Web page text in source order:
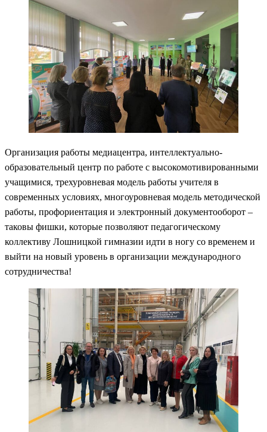
Организация работы медиацентра, интеллектуально-
образовательный центр по работе с высокомотивированными
учащимися, трехуровневая модель работы учителя в
современных условиях, многоуровневая модель методической
работы, профориентация и электронный документооборот –
таковы фишки, которые позволяют педагогическому
коллективу Лошницкой гимназии идти в ногу со временем и
выйти на новый уровень в организации международного
сотрудничества!